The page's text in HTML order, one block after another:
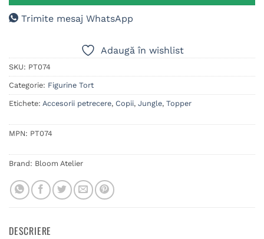
Trimite mesaj WhatsApp
Adaugă în wishlist
SKU: PT074
Categorie: Figurine Tort
Etichete: Accesorii petrecere, Copii, Jungle, Topper
MPN: PT074
Brand: Bloom Atelier
DESCRIERE